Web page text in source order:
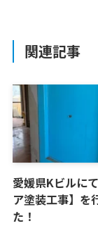
関連記事
愛媛県Kビルに
ア塗装工事】を
た！